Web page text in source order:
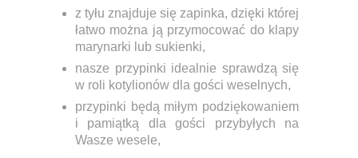
z tyłu znajduje się zapinka, dzięki której
łatwo można ją przymocować do klapy
marynarki lub sukienki,
nasze przypinki idealnie sprawdzą się
w roli kotylionów dla gości weselnych,
przypinki będą miłym podziękowaniem
i pamiątką dla gości przybyłych na
Wasze wesele,